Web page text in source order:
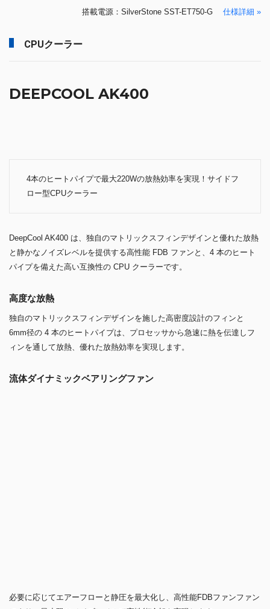
搭載電源：SilverStone SST-ET750-G 仕様詳細 »
CPUクーラー
DEEPCOOL AK400
6mm径の 4 本のヒートパイプは、プロセッサから急速に熱を伝達しフ